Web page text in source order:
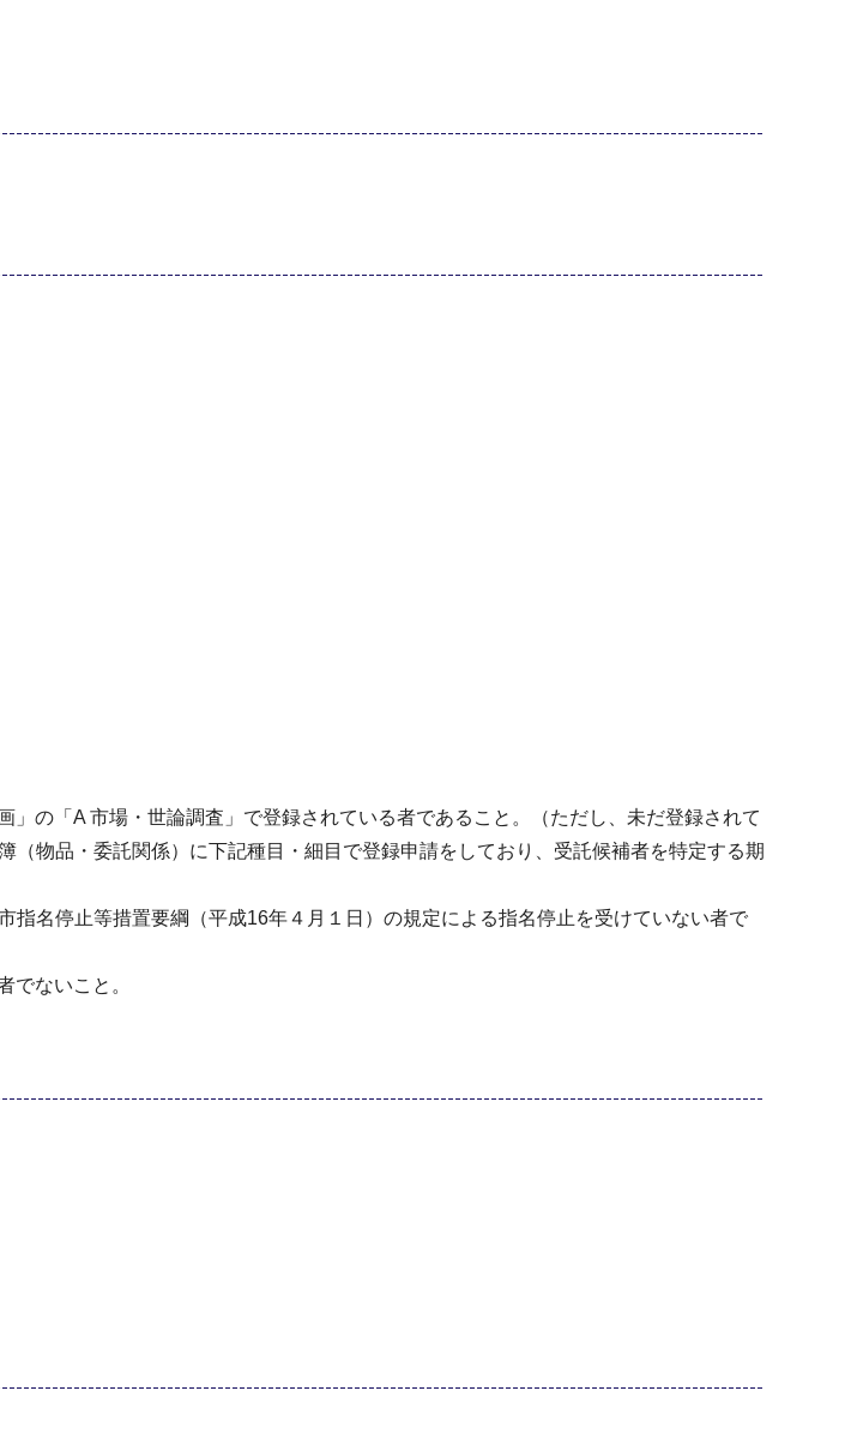
の「A 市場・世論調査」で登録されている者であること。（ただし、未だ登録されて
物品・委託関係）に下記種目・細目で登録申請をしており、受託候補者を特定する期
名停止等措置要綱（平成16年４月１日）の規定による指名停止を受けていない者で
ないこと。